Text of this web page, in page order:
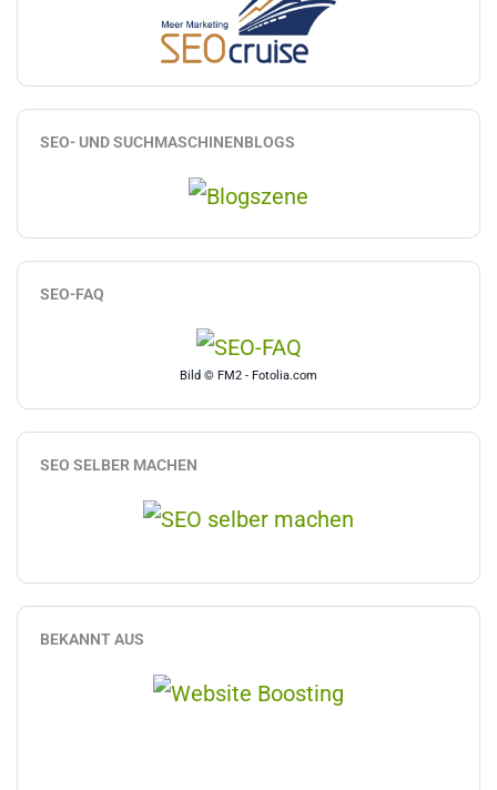
SEO- UND SUCHMASCHINENBLOGS
SEO-FAQ
Bild © FM2 - Fotolia.com
SEO SELBER MACHEN
BEKANNT AUS